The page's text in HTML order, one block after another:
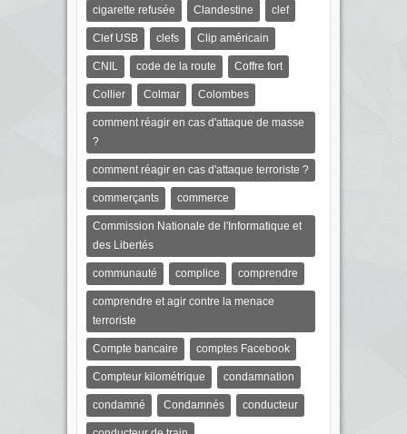
cigarette refusée Clandestine clef
Clef USB clefs Clip américain
CNIL code de la route Coffre fort
Collier Colmar Colombes
comment réagir en cas d'attaque de masse
?
comment réagir en cas d'attaque terroriste ?
commerçants commerce
Commission Nationale de l'Informatique et
des Libertés
communauté complice comprendre
comprendre et agir contre la menace
terroriste
Compte bancaire comptes Facebook
Compteur kilométrique condamnation
condamné Condamnés conducteur